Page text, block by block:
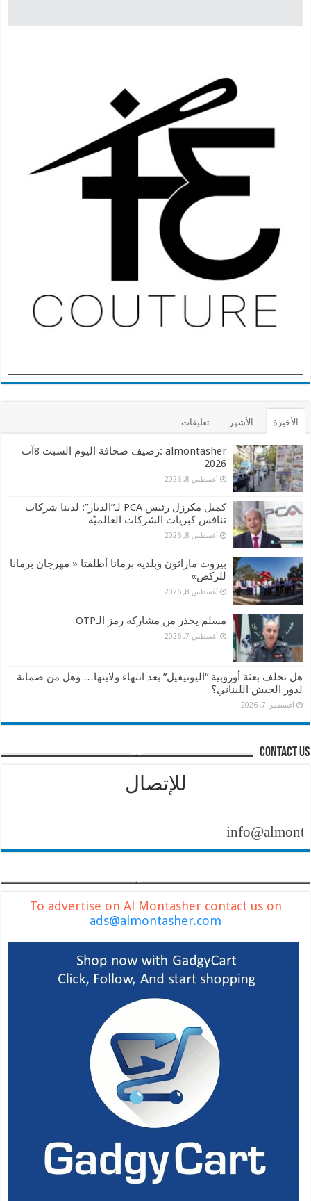
الأخيرة الأشهر تعليقات
almontasher :رصيف صحافة اليوم السبت 8آب
2026
أغسطس 8, 2026
كميل مكرزل رئيس PCA لـ”الديار”: لدينا شركات
تنافس كبريات الشركات العالميّة
أغسطس 8, 2026
بيروت ماراثون وبلدية برمانا أطلقتا « مهرجان برمانا
للركض»
أغسطس 8, 2026
مسلم يحذر من مشاركة رمز الـOTP
أغسطس 7, 2026
هل تخلف بعثة أوروبية “اليونيفيل” بعد انتهاء ولايتها… وهل من ضمانة
لدور الجيش اللبناني؟
أغسطس 7, 2026
contact us
للإتصال
To advertise on Al Montasher contact us on
ads@almontasher.com